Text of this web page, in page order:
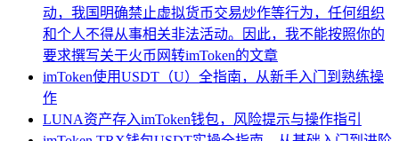
动，我国明确禁止虚拟货币交易炒作等行为，任何组织
和个人不得从事相关非法活动。因此，我不能按照你的
要求撰写关于火币网转imToken的文章
imToken使用USDT（U）全指南，从新手入门到熟练操
作
LUNA资产存入imToken钱包，风险提示与操作指引